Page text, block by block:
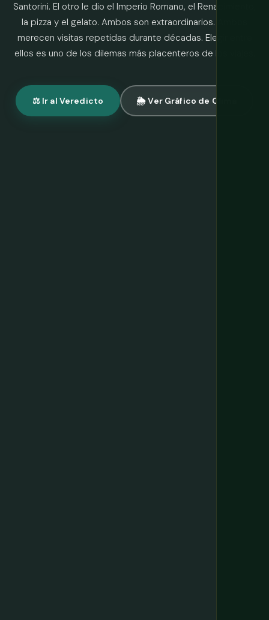
Santorini. El otro le dio el Imperio Romano, el Renacimiento,
la pizza y el gelato. Ambos son extraordinarios. Ambos
merecen visitas repetidas durante décadas. Elegir entre
ellos es uno de los dilemas más placenteros de los viajes.
⚖️ Ir al Veredicto 🌦 Ver Gráfico de Clima